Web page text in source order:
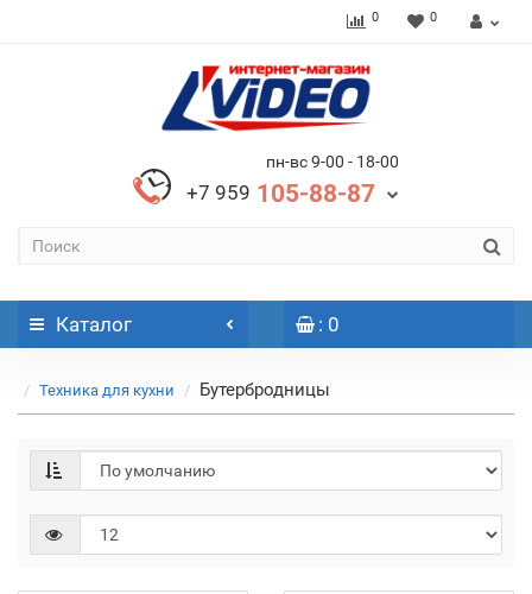
0 0
пн-вс 9-00 - 18-00
+7 959 105-88-87
Каталог : 0
Техника для кухни Бутербродницы